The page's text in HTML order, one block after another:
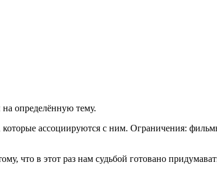
определённую тему.
ассоциируются с ним. Ограничения:
что в этот раз нам судьбой готовано